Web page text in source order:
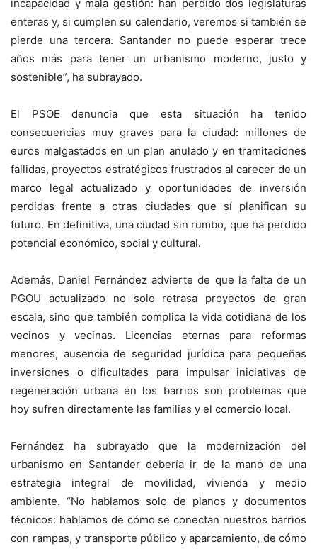
incapacidad y mala gestión: han perdido dos legislaturas
enteras y, si cumplen su calendario, veremos si también se
pierde una tercera. Santander no puede esperar trece
años más para tener un urbanismo moderno, justo y
sostenible”, ha subrayado.
El PSOE denuncia que esta situación ha tenido
consecuencias muy graves para la ciudad: millones de
euros malgastados en un plan anulado y en tramitaciones
fallidas, proyectos estratégicos frustrados al carecer de un
marco legal actualizado y oportunidades de inversión
perdidas frente a otras ciudades que sí planifican su
futuro. En definitiva, una ciudad sin rumbo, que ha perdido
potencial económico, social y cultural.
Además, Daniel Fernández advierte de que la falta de un
PGOU actualizado no solo retrasa proyectos de gran
escala, sino que también complica la vida cotidiana de los
vecinos y vecinas. Licencias eternas para reformas
menores, ausencia de seguridad jurídica para pequeñas
inversiones o dificultades para impulsar iniciativas de
regeneración urbana en los barrios son problemas que
hoy sufren directamente las familias y el comercio local.
Fernández ha subrayado que la modernización del
urbanismo en Santander debería ir de la mano de una
estrategia integral de movilidad, vivienda y medio
ambiente. “No hablamos solo de planos y documentos
técnicos: hablamos de cómo se conectan nuestros barrios
con rampas, y transporte público y aparcamiento, de cómo